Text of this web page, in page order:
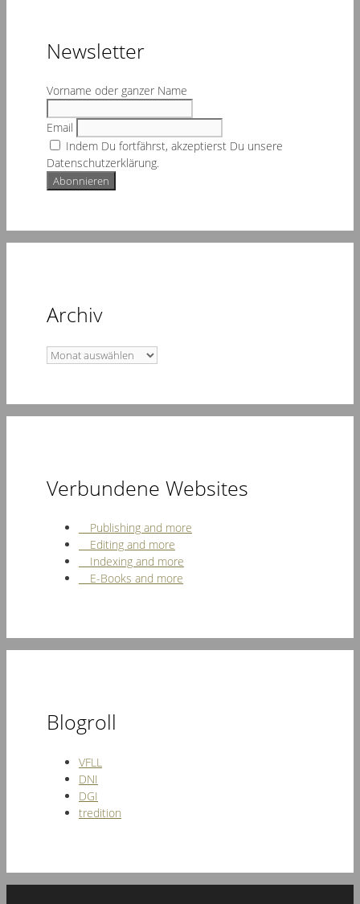
Newsletter
Vorname oder ganzer Name
Email
Indem Du fortfährst, akzeptierst Du unsere
Datenschutzerklärung.
Archiv
Archiv
Verbundene Websites
Publishing and more
Editing and more
Indexing and more
E-Books and more
Blogroll
VFLL
DNI
DGI
tredition